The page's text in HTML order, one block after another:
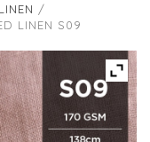
LINEN /
LINEN S09